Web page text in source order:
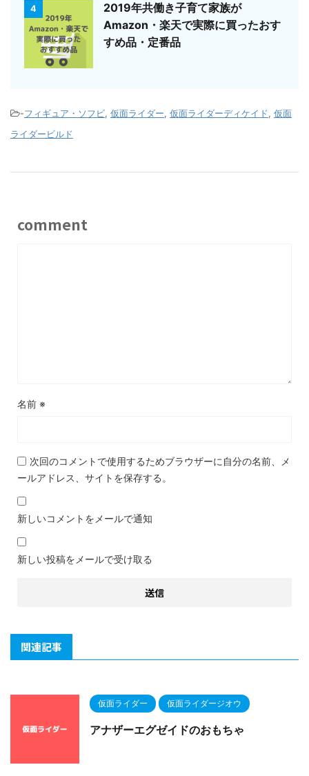
4
2019年共働き子育て家族が
Amazon・楽天で実際に買ったおす
すめ品・定番品
-フィギュア・ソフビ, 仮面ライダー, 仮面ライダーディケイド, 仮面
ライダービルド
comment
名前 ※
次回のコメントで使用するためブラウザーに自分の名前、メ
ールアドレス、サイトを保存する。
新しいコメントをメールで通知
新しい投稿をメールで受け取る
関連記事
仮面ライダー 仮面ライダージオウ
アナザーエグゼイドのおもちゃ